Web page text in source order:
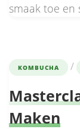
smaak toe en
KOMBUCHA /
Maken